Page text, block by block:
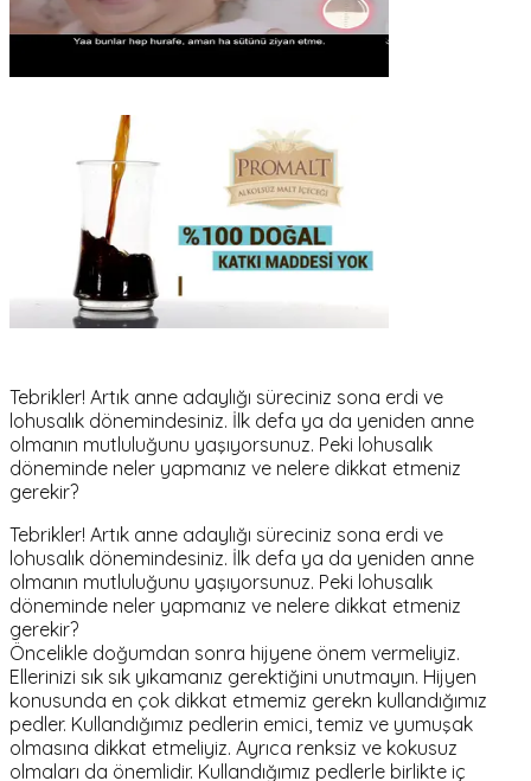
Tebrikler! Artık anne adaylığı süreciniz sona erdi ve
lohusalık dönemindesiniz. İlk defa ya da yeniden anne
olmanın mutluluğunu yaşıyorsunuz. Peki lohusalık
döneminde neler yapmanız ve nelere dikkat etmeniz
gerekir?
Tebrikler! Artık anne adaylığı süreciniz sona erdi ve
lohusalık dönemindesiniz. İlk defa ya da yeniden anne
olmanın mutluluğunu yaşıyorsunuz. Peki lohusalık
döneminde neler yapmanız ve nelere dikkat etmeniz
gerekir?
Öncelikle doğumdan sonra hijyene önem vermeliyiz.
Ellerinizi sık sık yıkamanız gerektiğini unutmayın. Hijyen
konusunda en çok dikkat etmemiz gerekn kullandığımız
pedler. Kullandığımız pedlerin emici, temiz ve yumuşak
olmasına dikkat etmeliyiz. Ayrıca renksiz ve kokusuz
olmaları da önemlidir. Kullandığımız pedlerle birlikte iç